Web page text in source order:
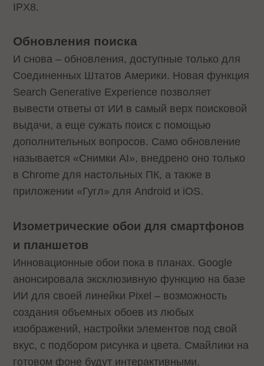
IPX8.
Обновления поиска
И снова – обновления, доступные только для
Соединенных Штатов Америки. Новая функция
Search Generative Experience позволяет
вывести ответы от ИИ в самый верх поисковой
выдачи, а еще сужать поиск с помощью
дополнительных вопросов. Само обновление
называется «Снимки AI», внедрено оно только
в Chrome для настольных ПК, а также в
приложении «Гугл» для Android и iOS.
Изометрические обои для смартфонов
и планшетов
Инновационные обои пока в планах. Google
анонсировала эксклюзивную функцию на базе
ИИ для своей линейки Pixel – возможность
создания объемных обоев из любых
изображений, настройки элементов под свой
вкус, с подбором рисунка и цвета. Смайлики на
готовом фоне будут интерактивными.